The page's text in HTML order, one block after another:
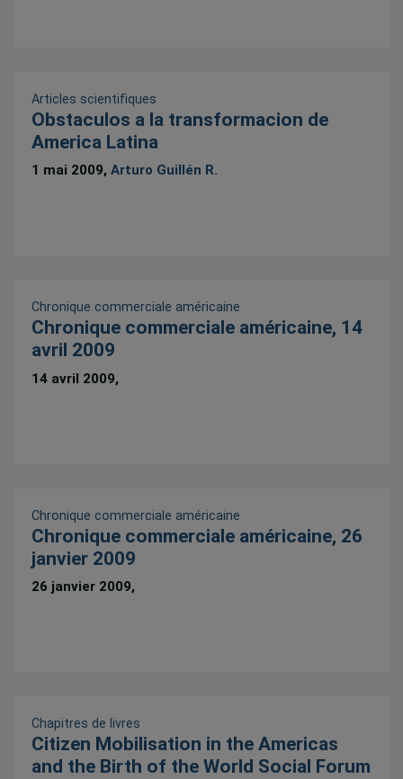
Articles scientifiques
Obstaculos a la transformacion de
America Latina
1 mai 2009,Arturo Guillén R.
Chronique commerciale américaine
Chronique commerciale américaine, 14
avril 2009
14 avril 2009,
Chronique commerciale américaine
Chronique commerciale américaine, 26
janvier 2009
26 janvier 2009,
Chapitres de livres
Citizen Mobilisation in the Americas
and the Birth of the World Social Forum